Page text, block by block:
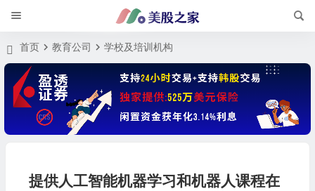
首页 教育公司 学校及培训机构
提供人工智能机器学习和机器人课程在